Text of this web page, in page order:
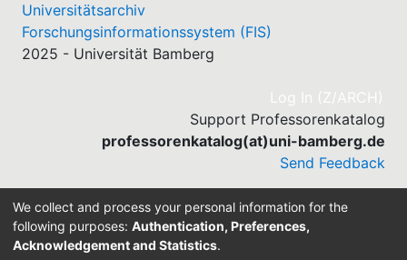
Universitätsarchiv
Forschungsinformationssystem (FIS)
2025 - Universität Bamberg
Log In (Z/ARCH)
Support Professorenkatalog
professorenkatalog(at)uni-bamberg.de
Send Feedback
Built withDSpace-CRIS software
We collect and process your personal information for the
following purposes: Authentication, Preferences,
Acknowledgement and Statistics.